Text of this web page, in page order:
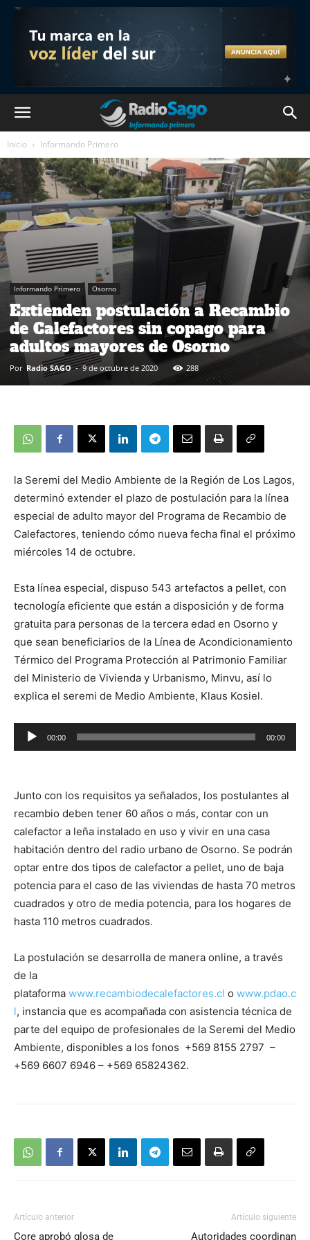
Inicio Informando Primero
Informando Primero Osorno
Extienden postulación a Recambio
de Calefactores sin copago para
adultos mayores de Osorno
Por Radio SAGO - 9 de octubre de 2020 288
la Seremi del Medio Ambiente de la Región de Los Lagos,
determinó extender el plazo de postulación para la línea
especial de adulto mayor del Programa de Recambio de
Calefactores, teniendo cómo nueva fecha final el próximo
miércoles 14 de octubre.
Esta línea especial, dispuso 543 artefactos a pellet, con
tecnología eficiente que están a disposición y de forma
gratuita para personas de la tercera edad en Osorno y
que sean beneficiarios de la Línea de Acondicionamiento
Térmico del Programa Protección al Patrimonio Familiar
del Ministerio de Vivienda y Urbanismo, Minvu, así lo
explica el seremi de Medio Ambiente, Klaus Kosiel.
Reproductor
de
00:00 00:00
Junto con los requisitos ya señalados, los postulantes al
recambio deben tener 60 años o más, contar con un
calefactor a leña instalado en uso y vivir en una casa
habitación dentro del radio urbano de Osorno. Se podrán
optar entre dos tipos de calefactor a pellet, uno de baja
potencia para el caso de las viviendas de hasta 70 metros
cuadrados y otro de media potencia, para los hogares de
hasta 110 metros cuadrados.
La postulación se desarrolla de manera online, a través
de la
plataforma www.recambiodecalefactores.cl o www.pdao.c
l, instancia que es acompañada con asistencia técnica de
parte del equipo de profesionales de la Seremi del Medio
Ambiente, disponibles a los fonos +569 8155 2797 –
+569 6607 6946 – +569 65824362.
Artículo anterior
Core aprobó glosa de
Artículo siguiente
Autoridades coordinan